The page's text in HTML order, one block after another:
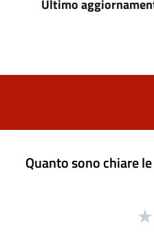
Ultimo
Quanto sono chiare